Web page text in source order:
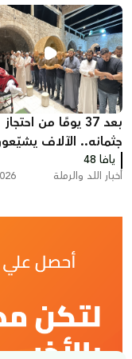
بعد 37 يومًا من احتجاز
جثمانه.. الآلاف
المغدور سامي أحمد
جعصوص في اللد
يافا 48
أخبار اللد والرملة